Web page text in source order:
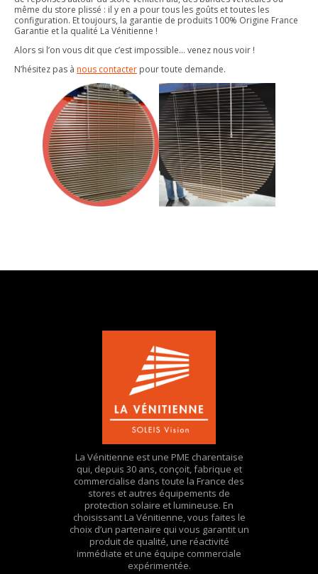
même du store plissé : il y en a pour tous les goûts et toutes les
configuration. Et toujours, la garantie de produits 100% Origine France
Garantie et la qualité La Vénitienne !
Alors si l’on vous dit que c’est impossible… venez nous voir !
N’hésitez pas à nous contacter pour toute demande.
La Vénitienne est une PME charentaise
qui, depuis 30 ans, conçoit, fabrique et
commercialise dans toute la France des
stores et autres équipements de
protection solaire et lumineuse. En
choisissant La Vénitienne, vous faites le
choix d’un partenaire qui vous garantit un
produit de qualité, une réactivité
immédiate et une équipe commerciale
expérimentée.